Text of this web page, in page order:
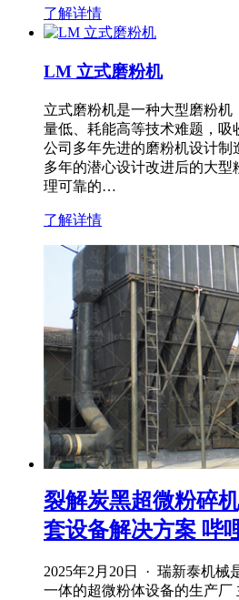
了解详情
LM 立式磨粉机
立式磨粉机是一种大型磨粉
量低、耗能高等技术难题，吸
公司多年先进的磨粉机设计制
多年的潜心设计改进后的大型
理可靠的…
了解详情
裂解炭黑超微粉碎
套设备解决方案 哔
2025年2月20日 · 瑞新泰机械
一体的超微粉体设备的生产厂